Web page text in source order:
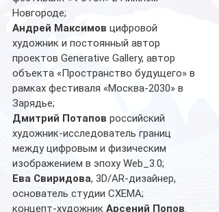
Новгороде;
Андрей Максимов цифровой
художник и постоянный автор
проектов Generative Gallery, автор
объекта «Пространство будущего» в
рамках фестиваля «Москва-2030» в
Зарядье;
Дмитрий Потапов российский
художник-исследователь границ
между цифровым и физическим
изображением в эпоху Web_3.0;
Ева Свиридова, 3D/AR-дизайнер,
основатель студии СХЕМА;
концепт-художник Арсений Попов.